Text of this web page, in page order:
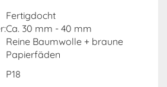
Fertigdocht
Ca. 30 mm - 40 mm
Reine Baumwolle + braune
Papierfäden
P18